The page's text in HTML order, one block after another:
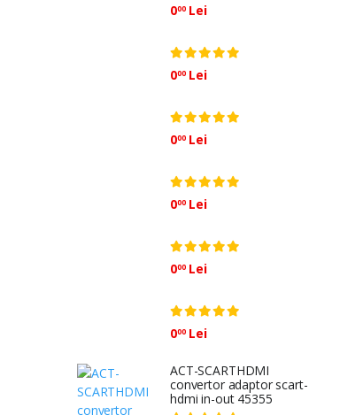
000Lei
000Lei
000Lei
000Lei
000Lei
000Lei
ACT-SCARTHDMI
convertor adaptor scart-
hdmi in-out 45355